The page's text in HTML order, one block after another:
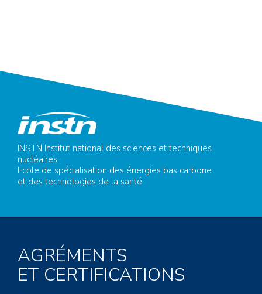
INSTN Institut national des sciences et techniques
nucléaires
Ecole de spécialisation des énergies bas carbone
et des technologies de la santé
AGRÉMENTS
ET CERTIFICATIONS